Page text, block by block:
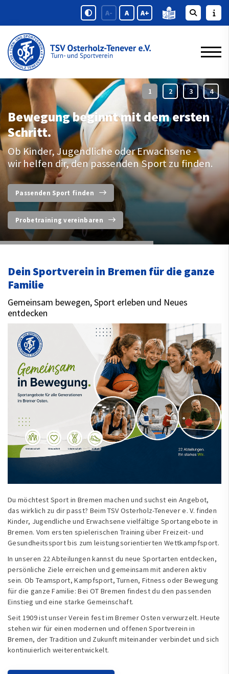
A- A A+
Bewegung beginnt mit dem ersten
Schritt.
Ob Kinder, Jugendliche oder Erwachsene -
wir helfen dir, den passenden Sport zu finden.
Passenden Sport finden
Probetraining vereinbaren
Dein Sportverein in Bremen für die ganze
Familie
Gemeinsam bewegen, Sport erleben und Neues
entdecken
Du möchtest Sport in Bremen machen und suchst ein Angebot,
das wirklich zu dir passt? Beim TSV Osterholz-Tenever e. V. finden
Kinder, Jugendliche und Erwachsene vielfältige Sportangebote in
Bremen. Vom ersten spielerischen Training über Freizeit- und
Gesundheitssport bis zum leistungsorientierten Wettkampfsport.
In unseren 22 Abteilungen kannst du neue Sportarten entdecken,
persönliche Ziele erreichen und gemeinsam mit anderen aktiv
sein. Ob Teamsport, Kampfsport, Turnen, Fitness oder Bewegung
für die ganze Familie: Bei OT Bremen findest du den passenden
Einstieg und eine starke Gemeinschaft.
Seit 1909 ist unser Verein fest im Bremer Osten verwurzelt. Heute
stehen wir für einen modernen und offenen Sportverein in
Bremen, der Tradition und Zukunft miteinander verbindet und sich
kontinuierlich weiterentwickelt.